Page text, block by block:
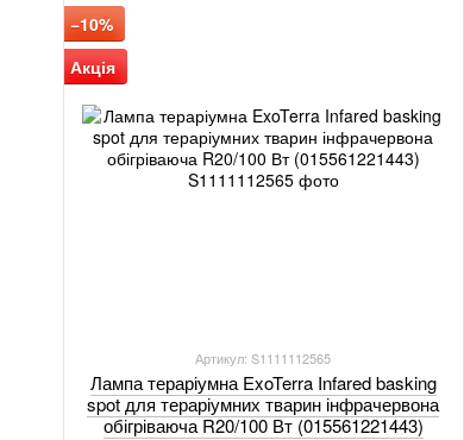
−10%
Акція
Артикул: S1111112565
Лампа тераріумна ExoTerra Infared basking
spot для тераріумних тварин інфрачервона
обігріваюча R20/100 Вт (015561221443)